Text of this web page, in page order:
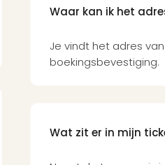
Waar kan ik het
Je vindt het adres
boekingsbevestiging.
Wat zit er in mijn